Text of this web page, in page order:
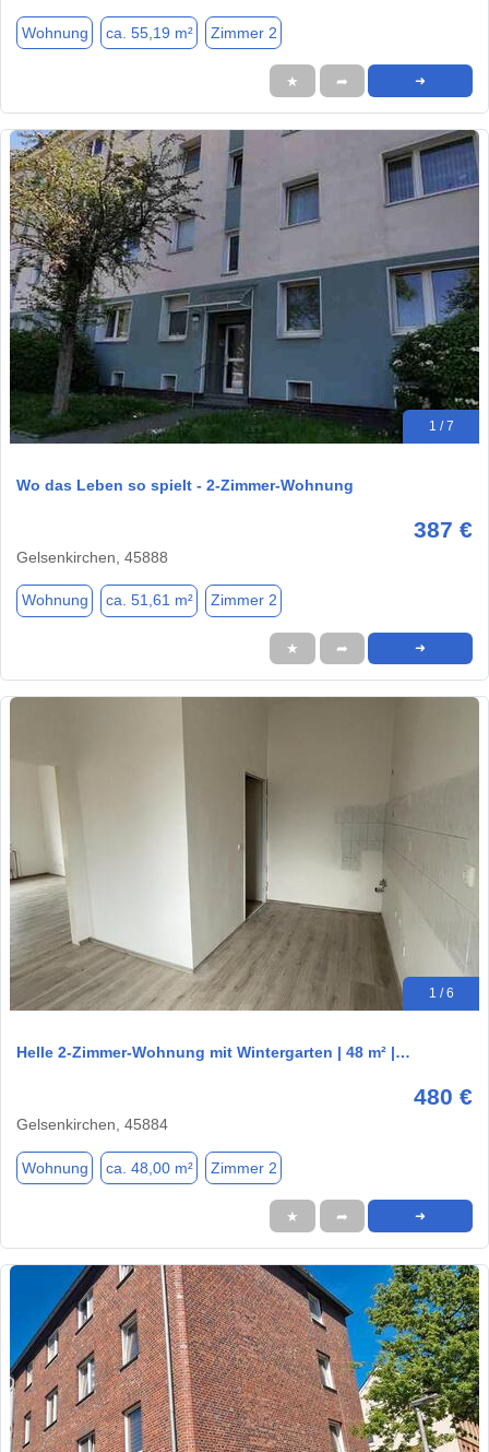
Wohnung ca. 55,19 m² Zimmer 2
★ ➦ ➜
1 / 7
Wo das Leben so spielt - 2-Zimmer-Wohnung
387 €
Gelsenkirchen, 45888
Wohnung ca. 51,61 m² Zimmer 2
★ ➦ ➜
1 / 6
Helle 2-Zimmer-Wohnung mit Wintergarten | 48 m² |…
480 €
Gelsenkirchen, 45884
Wohnung ca. 48,00 m² Zimmer 2
★ ➦ ➜